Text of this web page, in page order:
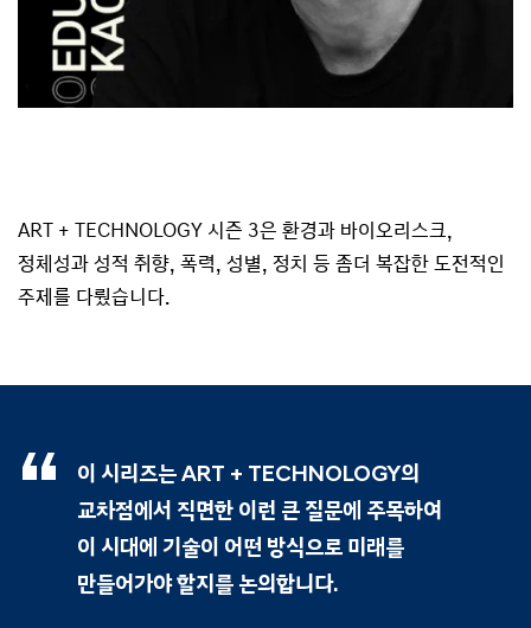
ART + TECHNOLOGY 시즌 3은 환경과 바이오리스크,
정체성과 성적 취향, 폭력, 성별, 정치 등 좀더 복잡한 도전적인
주제를 다뤘습니다.
이 시리즈는 ART + TECHNOLOGY의
교차점에서 직면한 이런 큰 질문에 주목하여
이 시대에 기술이 어떤 방식으로 미래를
만들어가야 할지를 논의합니다.